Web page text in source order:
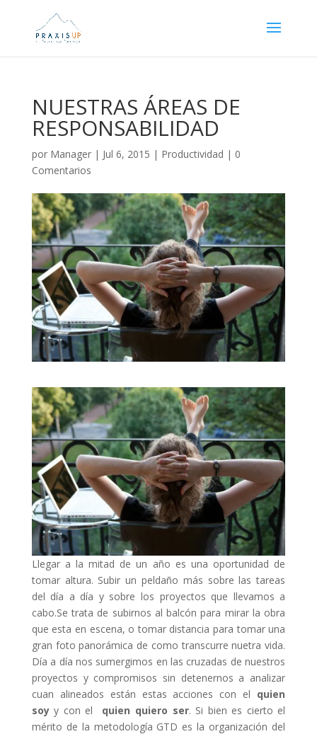
NUESTRAS ÁREAS DE
RESPONSABILIDAD
por Manager| Jul 6, 2015 | Productividad | 0
Comentarios
Llegar a la mitad de un año es una oportunidad de
tomar altura. Subir un peldaño más sobre las tareas
del día a día y sobre los proyectos que llevamos a
cabo.Se trata de subirnos al balcón para mirar la obra
que esta en escena, o tomar distancia para tomar una
gran foto panorámica de como transcurre nuetra vida.
Día a día nos sumergimos en las cruzadas de nuestros
proyectos y compromisos sin detenernos a analizar
cuan alineados están estas acciones con el quien
soyy con el quien quiero ser. Si bien es cierto el
mérito de la metodología GTD es la organización del